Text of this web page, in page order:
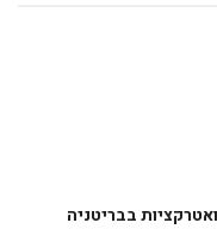
בבריטניה